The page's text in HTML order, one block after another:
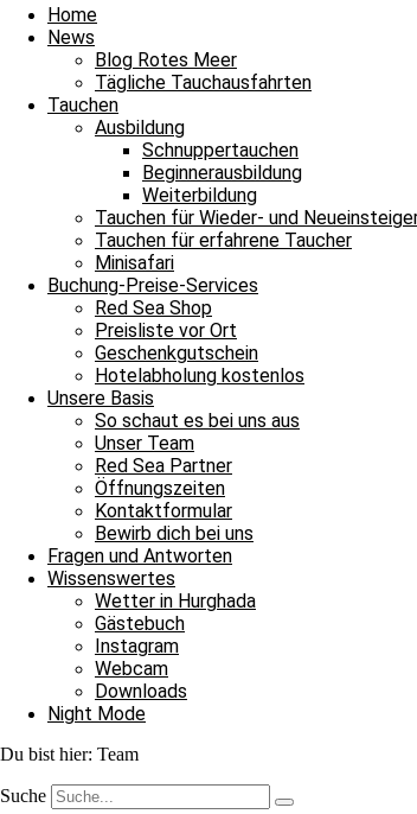
Home
News
Blog Rotes Meer
Tägliche Tauchausfahrten
Tauchen
Ausbildung
Schnuppertauchen
Beginnerausbildung
Weiterbildung
Tauchen für Wieder- und
Tauchen für erfahrene Taucher
Minisafari
Buchung-Preise-Services
Red Sea Shop
Preisliste vor Ort
Geschenkgutschein
Hotelabholung kostenlos
Unsere Basis
So schaut es bei uns aus
Unser Team
Red Sea Partner
Öffnungszeiten
Kontaktformular
Bewirb dich bei uns
Fragen und Antworten
Wissenswertes
Wetter in Hurghada
Gästebuch
Instagram
Webcam
Downloads
Night Mode
Du bist hier: Team
Suche
Wir wünschen Nicole einen tollen Geburtstag Im
Weiterlesen »
6. Dezember 20211 Kommentar
Blog Rotes Meer
Happy Birthday an Tauchlehrer Andrej
Happy Birthday an Tauchlehrer Andrej Heute geht
Weiterlesen »
12. Juni 2021Keine Kommentare
Blog Rotes Meer
Geburtstagsgrüße an Tauchlehrerin
Geburtstagsgrüße an Tauchlehrerin Flavia
Weiterlesen »
20. März 2021Keine Kommentare
Blog Rotes Meer
Happy Birthday und Bye bye Yvonne
Happy Birthday und Bye bye Yvonne Heute heisst
Weiterlesen »
7. Februar 2021Keine Kommentare
Schweizer Tauchlehrer feiert Geburtstag